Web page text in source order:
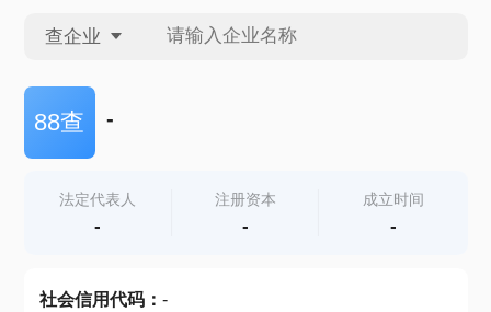
查企业
查企业
查产地
88查 -
法定代表人
-
注册资本
-
成立时间
-
社会信用代码： -